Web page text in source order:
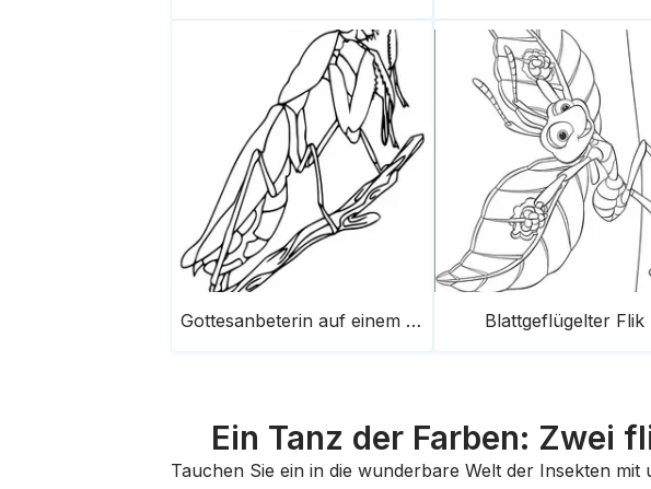
Gottesanbeterin auf einem Ast Blattgeflügelter Flik
Ein Tanz der Farben: Zwei
Tauchen Sie ein in die wunderbare Welt der Insekten mit